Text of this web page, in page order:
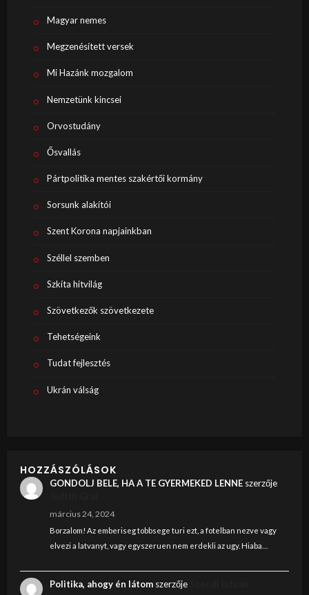
Magyar nemes
Megzenésített versek
Mi Hazánk mozgalom
Nemzetünk kincsei
Orvostudány
Ősvallás
Pártpolitika mentes szakértői kormány
Sorsunk alakítói
Szent Korona napjainkban
Széllel szemben
Szkíta hitvilág
Szövetkezők szövetkezete
Tehetségeink
Tudat fejlesztés
Ukrán válság
HOZZÁSZÓLÁSOK
GONDOLJ BELE, HA A TE GYERMEKED LENNEszerzője
március 24, 2024
Borzalom! Az emberiseg tobbsege turi ezt, a fotelban nezve vagy
elvezi a latvanyt, vagy egyszeruen nem erdekli az ugy. Hiaba…
Politika, ahogy én látomszerzője